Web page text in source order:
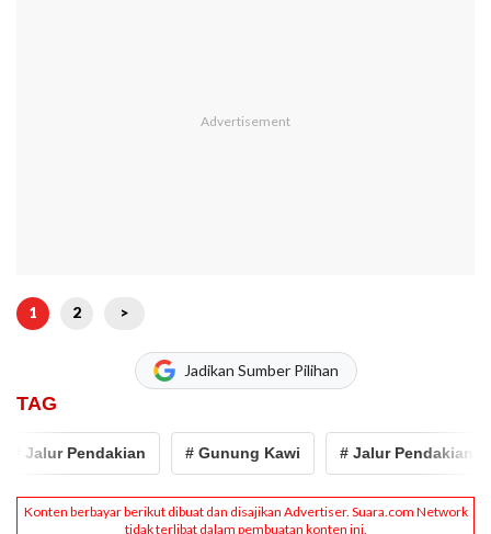
1 2 >
Jadikan Sumber Pilihan
TAG
# Jalur Pendakian # Gunung Kawi # Jalur Pendakian